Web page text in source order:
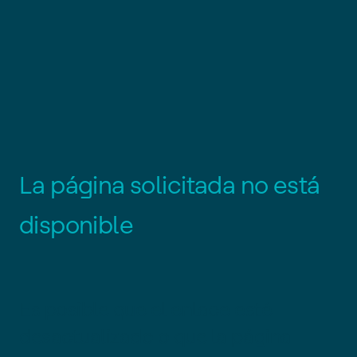
La página solicitada no está
disponible